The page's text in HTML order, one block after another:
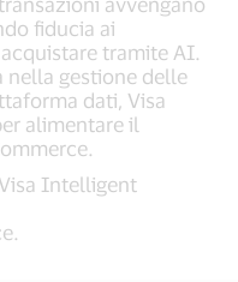
fiducia ai
tramite AI.
nella gestione delle
dati, Visa
alimentare il
Intelligent